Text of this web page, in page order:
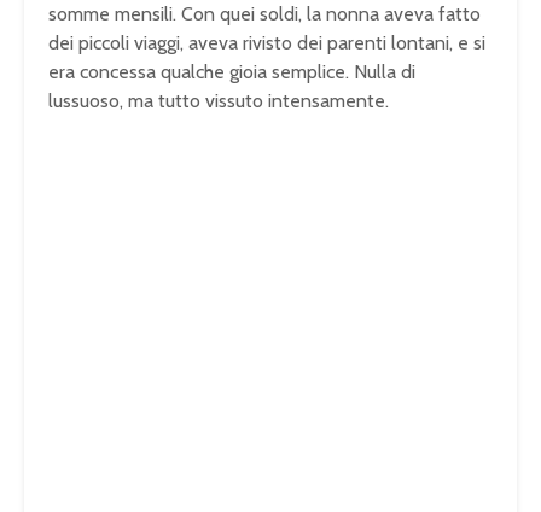
somme mensili. Con quei soldi, la nonna aveva fatto
dei piccoli viaggi, aveva rivisto dei parenti lontani, e si
era concessa qualche gioia semplice. Nulla di
lussuoso, ma tutto vissuto intensamente.